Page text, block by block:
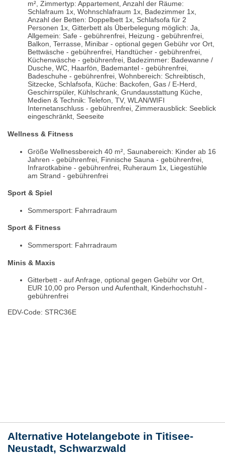
m², Zimmertyp: Appartement, Anzahl der Räume:
Schlafraum 1x, Wohnschlafraum 1x, Badezimmer 1x,
Anzahl der Betten: Doppelbett 1x, Schlafsofa für 2
Personen 1x, Gitterbett als Überbelegung möglich: Ja,
Allgemein: Safe - gebührenfrei, Heizung - gebührenfrei,
Balkon, Terrasse, Minibar - optional gegen Gebühr vor Ort,
Bettwäsche - gebührenfrei, Handtücher - gebührenfrei,
Küchenwäsche - gebührenfrei, Badezimmer: Badewanne /
Dusche, WC, Haarfön, Bademantel - gebührenfrei,
Badeschuhe - gebührenfrei, Wohnbereich: Schreibtisch,
Sitzecke, Schlafsofa, Küche: Backofen, Gas / E-Herd,
Geschirrspüler, Kühlschrank, Grundausstattung Küche,
Medien & Technik: Telefon, TV, WLAN/WIFI
Internetanschluss - gebührenfrei, Zimmerausblick: Seeblick
eingeschränkt, Seeseite
Wellness & Fitness
Größe Wellnessbereich 40 m², Saunabereich: Kinder ab 16
Jahren - gebührenfrei, Finnische Sauna - gebührenfrei,
Infrarotkabine - gebührenfrei, Ruheraum 1x, Liegestühle
am Strand - gebührenfrei
Sport & Spiel
Sommersport: Fahrradraum
Sport & Fitness
Sommersport: Fahrradraum
Minis & Maxis
Gitterbett - auf Anfrage, optional gegen Gebühr vor Ort,
EUR 10,00 pro Person und Aufenthalt, Kinderhochstuhl -
gebührenfrei
EDV-Code: STRC36E
Alternative Hotelangebote in Titisee-
Neustadt, Schwarzwald